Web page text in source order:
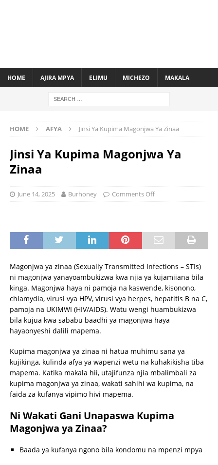
HOME AJIRA MPYA ELIMU MICHEZO MAKALA
HOME AFYA Jinsi Ya Kupima Magonjwa Ya Zinaa
Jinsi Ya Kupima Magonjwa Ya
Zinaa
June 14, 2025 Burhoney Comments Off
Magonjwa ya zinaa (Sexually Transmitted Infections – STIs)
ni magonjwa yanayoambukizwa kwa njia ya kujamiiana bila
kinga. Magonjwa haya ni pamoja na kaswende, kisonono,
chlamydia, virusi vya HPV, virusi vya herpes, hepatitis B na C,
pamoja na UKIMWI (HIV/AIDS). Watu wengi huambukizwa
bila kujua kwa sababu baadhi ya magonjwa haya
hayaonyeshi dalili mapema.
Kupima magonjwa ya zinaa ni hatua muhimu sana ya
kujikinga, kulinda afya ya wapenzi wetu na kuhakikisha tiba
mapema. Katika makala hii, utajifunza njia mbalimbali za
kupima magonjwa ya zinaa, wakati sahihi wa kupima, na
faida za kufanya vipimo hivi mapema.
Ni Wakati Gani Unapaswa Kupima
Magonjwa ya Zinaa?
Baada ya kufanya ngono bila kondomu na mpenzi mpya